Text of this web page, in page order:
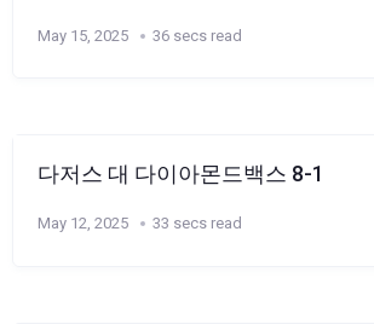
May 15, 2025 36 secs read
다저스 대 다이아몬드백스 8-1
May 12, 2025 33 secs read